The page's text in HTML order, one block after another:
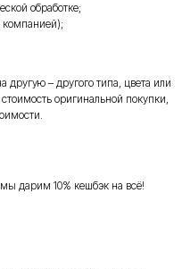
обработке;
компанией);
другую – другого типа, цвета или
оригинальной покупки,
дарим 10% кешбэк на всё!